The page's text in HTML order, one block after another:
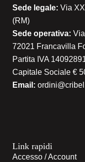
Sede legale: Via
(RM)
Sede operativa:
72021 Francavilla
Partita IVA
Capitale Sociale €
Email:
Link rapidi
Accesso / Account